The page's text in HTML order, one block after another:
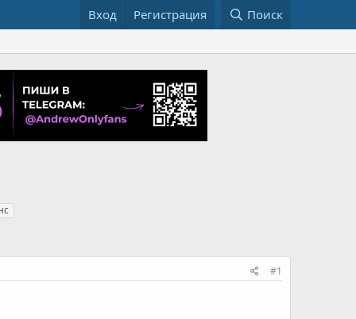
Вход Регистрация Поиск
#1